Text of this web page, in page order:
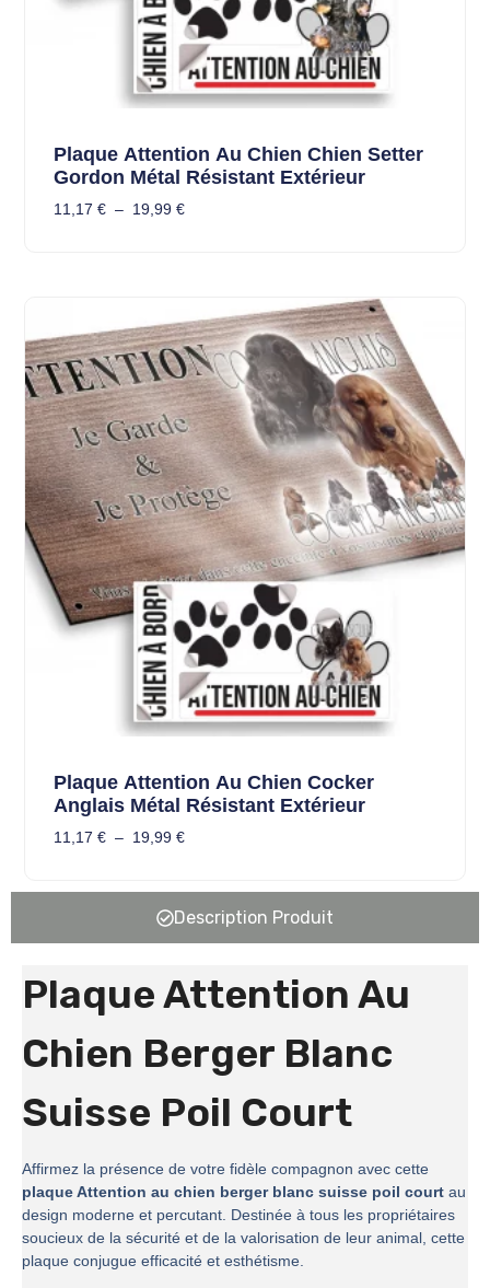
Plaque Attention Au Chien Chien Setter
Gordon Métal Résistant Extérieur
11,17 € – 19,99 €
Plaque Attention Au Chien Cocker
Anglais Métal Résistant Extérieur
11,17 € – 19,99 €
Description Produit
Plaque Attention Au
Chien Berger Blanc
Suisse Poil Court
Affirmez la présence de votre fidèle compagnon avec cette
plaque Attention au chien berger blanc suisse poil court au
design moderne et percutant. Destinée à tous les propriétaires
soucieux de la sécurité et de la valorisation de leur animal, cette
plaque conjugue efficacité et esthétisme.